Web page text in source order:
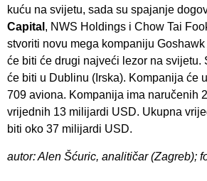
kuću na svijetu, sada su spajanje
Capital , NWS Holdings i Chow Tai
stvoriti novu mega kompaniju
će biti će drugi najveći lezor na svijetu.
će biti u Dublinu (Irska). Kompanija će
709 aviona. Kompanija ima naručenih
vrijednih 13 milijardi USD. Ukupna
biti oko 37 milijardi USD.
autor: Alen Šćuric, analitičar (Zagreb);